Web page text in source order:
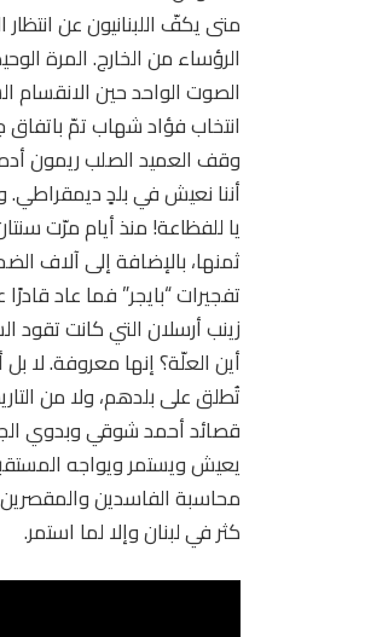
متى يكفّ اللبنانيون عن
الصوت الواحد حين الانقسام
انتخاب فؤاد شهاب تمّ باتفاق
وقف العميد الصلب ريمون
أننا نعيش في بلدٍ
ثمنها، بالإضافة إلى آلاف
تفجيرات “بايجر” فما عاد
زينب أرسلان التي كانت تقود
أين العلّة؟ إنها معروفة. لا
تُطلق على بلدهم، ولا من
قصائد أحمد شوقي وبدوي
يعيش ويستمر ويواجه
محاسبة الفاسدين
كثر في لبنان وإلا لما استمر.